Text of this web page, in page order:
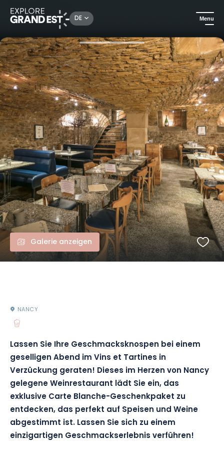
DE Menu
Sehenswertes in der Region Grand Est Geschenkset Carte Blanche bei Vins et Tartines
Galerie anzeigen
NANCY
Lassen Sie Ihre Geschmacksknospen bei einem
geselligen Abend im Vins et Tartines in
Verzückung geraten! Dieses im Herzen von Nancy
gelegene Weinrestaurant lädt Sie ein, das
exklusive Carte Blanche-Geschenkpaket zu
entdecken, das perfekt auf Speisen und Weine
abgestimmt ist. Lassen Sie sich zu einem
einzigartigen Geschmackserlebnis verführen!